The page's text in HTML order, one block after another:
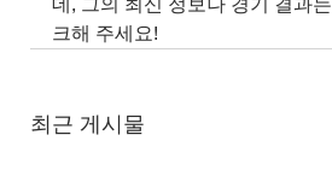
데, 그의 최신 정보나 경기 결과는
크해 주세요!
최근 게시물